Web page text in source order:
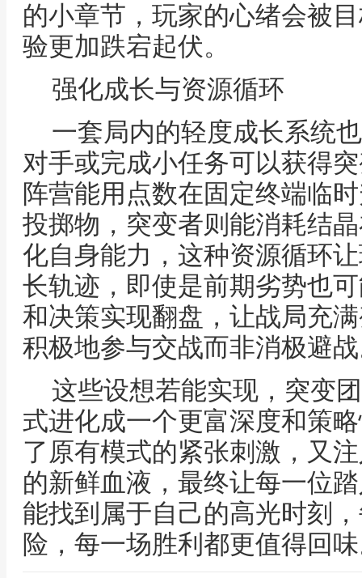
的小章节，玩家的心绪会被
验更加跌宕起伏。
强化成长与资源循环
一套局内的轻度成长系统
对手或完成小任务可以获得
阵营能用点数在固定终端临
投掷物，突变者则能消耗结
化自身能力，这种资源循环
长轨迹，即使是前期劣势也
和决策实现翻盘，让战局充
积极地参与交战而非消极避
这些设想若能实现，突变
式进化成一个更富深度和策
了原有模式的紧张刺激，又
的新鲜血液，最终让每一位
能找到属于自己的高光时刻
险，每一场胜利都更值得回